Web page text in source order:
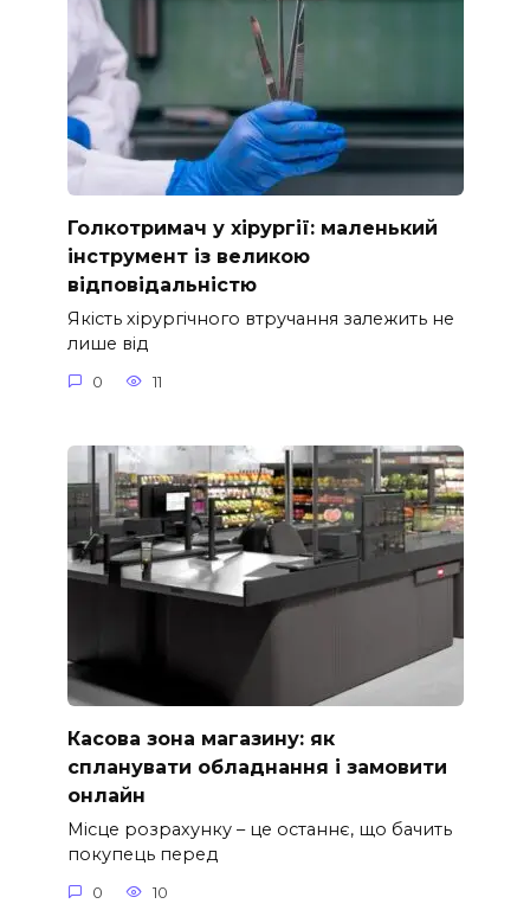
Голкотримач у хірургії: маленький
інструмент із великою
відповідальністю
Якість хірургічного втручання залежить не
лише від
0 11
Касова зона магазину: як
спланувати обладнання і замовити
онлайн
Місце розрахунку – це останнє, що бачить
покупець перед
0 10